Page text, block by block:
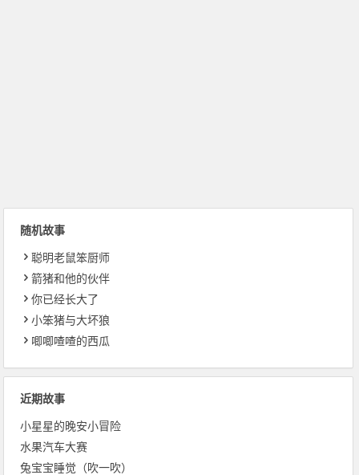
随机故事
聪明老鼠笨厨师
箭猪和他的伙伴
你已经长大了
小笨猪与大坏狼
唧唧喳喳的西瓜
近期故事
小星星的晚安小冒险
水果汽车大赛
兔宝宝睡觉（吹一吹）